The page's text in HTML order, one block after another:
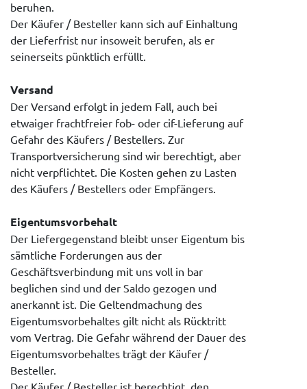
beruhen.
Der Käufer / Besteller kann sich auf Einhaltung
der Lieferfrist nur insoweit berufen, als er
seinerseits pünktlich erfüllt.
Versand
Der Versand erfolgt in jedem Fall, auch bei
etwaiger frachtfreier fob- oder cif-Lieferung auf
Gefahr des Käufers / Bestellers. Zur
Transportversicherung sind wir berechtigt, aber
nicht verpflichtet. Die Kosten gehen zu Lasten
des Käufers / Bestellers oder Empfängers.
Eigentumsvorbehalt
Der Liefergegenstand bleibt unser Eigentum bis
sämtliche Forderungen aus der
Geschäftsverbindung mit uns voll in bar
beglichen sind und der Saldo gezogen und
anerkannt ist. Die Geltendmachung des
Eigentumsvorbehaltes gilt nicht als Rücktritt
vom Vertrag. Die Gefahr während der Dauer des
Eigentumsvorbehaltes trägt der Käufer /
Besteller.
Der Käufer / Besteller ist berechtigt, den